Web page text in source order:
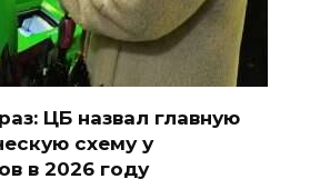
ЦБ назвал главную
схему у
в 2026 году